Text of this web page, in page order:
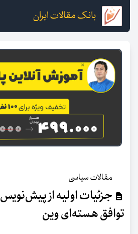
بانک مقالات ایران
مقالات سیاسی
توافق هسته‌ای وین